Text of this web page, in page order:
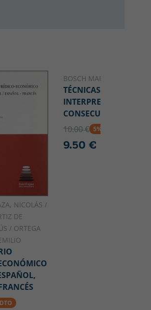
NICOLÁS /
DE
/ ORTEGA
BOSCH MARCH, CLARA
TÉCNICAS DE
INTERPRETACIÓN
CONSECUTIVA
10.00 € 5% DTO
9.50 €